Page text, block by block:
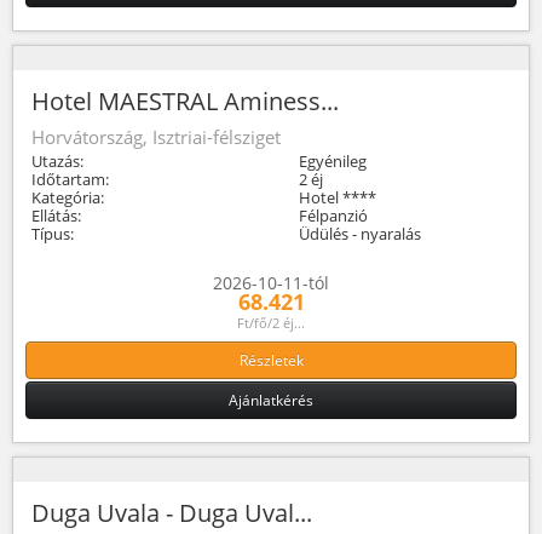
Hotel MAESTRAL Aminess...
Horvátország, Isztriai-félsziget
Utazás:
Egyénileg
Időtartam:
2 éj
Kategória:
Hotel ****
Ellátás:
Félpanzió
Típus:
Üdülés - nyaralás
2026-10-11-tól
68.421
Ft/fő/2 éj...
Részletek
Ajánlatkérés
Duga Uvala - Duga Uval...